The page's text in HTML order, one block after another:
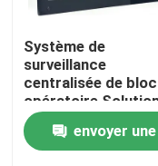
Système de
surveillance
centralisée de bloc
opératoire
contrôle tout-en-un
pour salle
avec intégration
envoyer une